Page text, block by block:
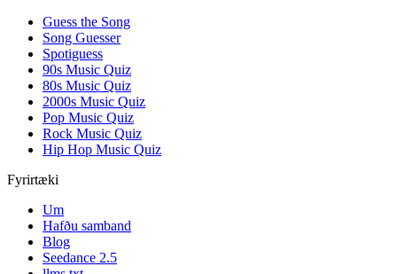
Guess the Song
Song Guesser
Spotiguess
90s Music Quiz
80s Music Quiz
2000s Music Quiz
Pop Music Quiz
Rock Music Quiz
Hip Hop Music Quiz
Fyrirtæki
Um
Hafðu samband
Blog
Seedance 2.5